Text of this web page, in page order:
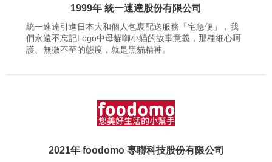
1999年 統一速達股份有限公司
統一速達引進日本大和個人包裹配送服務「宅急便」，我
們永遠不忘記Logo中母貓啣小貓的故事意義，那種細心呵
護、無微不至的態度，就是黑貓精神。
2021年 foodomo 專聯科技股份有限公司